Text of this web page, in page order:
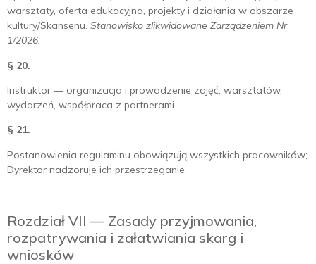
warsztaty, oferta edukacyjna, projekty i działania w obszarze
kultury/Skansenu. Stanowisko zlikwidowane Zarządzeniem Nr
1/2026.
§ 20.
Instruktor — organizacja i prowadzenie zajęć, warsztatów,
wydarzeń, współpraca z partnerami.
§ 21.
Postanowienia regulaminu obowiązują wszystkich pracowników;
Dyrektor nadzoruje ich przestrzeganie.
Rozdział VII — Zasady przyjmowania,
rozpatrywania i załatwiania skarg i
wniosków